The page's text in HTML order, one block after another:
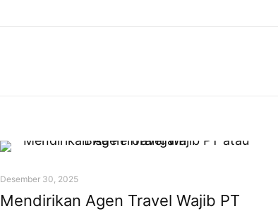
Desember 30, 2025
Mendirikan Agen Travel Wajib PT